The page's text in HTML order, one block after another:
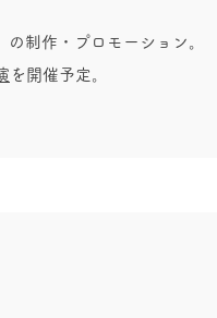
制作・プロモーション。
を開催予定。